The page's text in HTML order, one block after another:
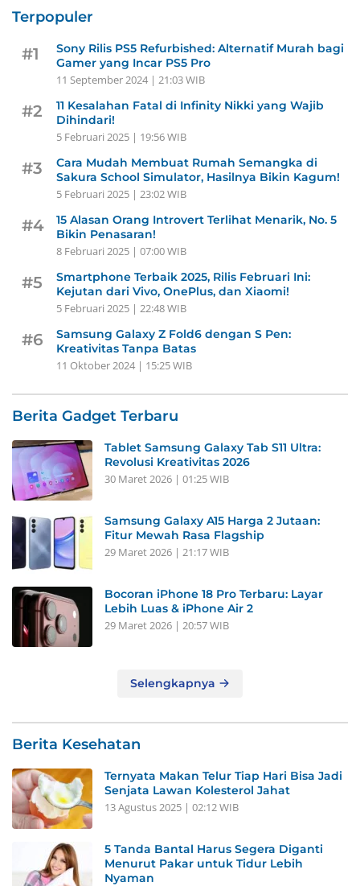
Terpopuler
#1
Sony Rilis PS5 Refurbished: Alternatif Murah bagi
Gamer yang Incar PS5 Pro
11 September 2024 | 21:03 WIB
#2
11 Kesalahan Fatal di Infinity Nikki yang Wajib
Dihindari!
5 Februari 2025 | 19:56 WIB
#3
Cara Mudah Membuat Rumah Semangka di
Sakura School Simulator, Hasilnya Bikin Kagum!
5 Februari 2025 | 23:02 WIB
#4
15 Alasan Orang Introvert Terlihat Menarik, No. 5
Bikin Penasaran!
8 Februari 2025 | 07:00 WIB
#5
Smartphone Terbaik 2025, Rilis Februari Ini:
Kejutan dari Vivo, OnePlus, dan Xiaomi!
5 Februari 2025 | 22:48 WIB
#6
Samsung Galaxy Z Fold6 dengan S Pen:
Kreativitas Tanpa Batas
11 Oktober 2024 | 15:25 WIB
Berita Gadget Terbaru
Tablet Samsung Galaxy Tab S11 Ultra:
Revolusi Kreativitas 2026
30 Maret 2026 | 01:25 WIB
Samsung Galaxy A15 Harga 2 Jutaan:
Fitur Mewah Rasa Flagship
29 Maret 2026 | 21:17 WIB
Bocoran iPhone 18 Pro Terbaru: Layar
Lebih Luas & iPhone Air 2
29 Maret 2026 | 20:57 WIB
Selengkapnya
Berita Kesehatan
Ternyata Makan Telur Tiap Hari Bisa Jadi
Senjata Lawan Kolesterol Jahat
13 Agustus 2025 | 02:12 WIB
5 Tanda Bantal Harus Segera Diganti
Menurut Pakar untuk Tidur Lebih
Nyaman